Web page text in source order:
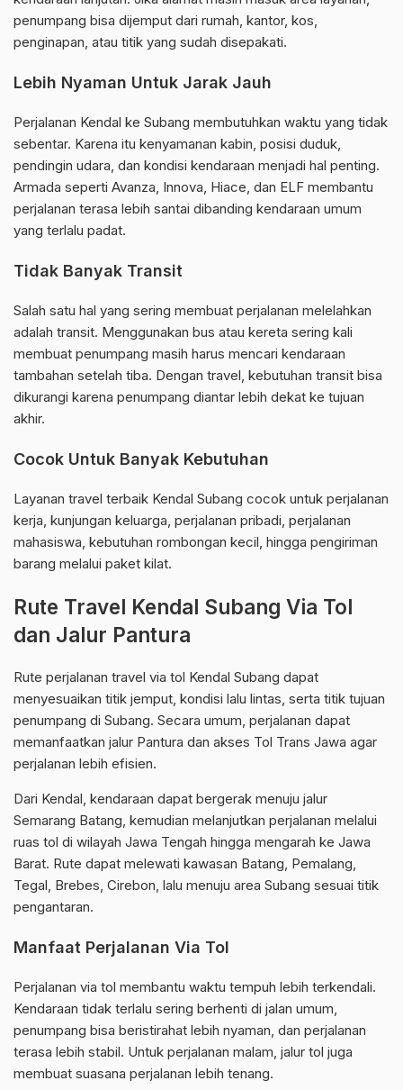
penumpang bisa dijemput dari rumah, kantor, kos,
penginapan, atau titik yang sudah disepakati.
Lebih Nyaman Untuk Jarak Jauh
Perjalanan Kendal ke Subang membutuhkan waktu yang tidak
sebentar. Karena itu kenyamanan kabin, posisi duduk,
pendingin udara, dan kondisi kendaraan menjadi hal penting.
Armada seperti Avanza, Innova, Hiace, dan ELF membantu
perjalanan terasa lebih santai dibanding kendaraan umum
yang terlalu padat.
Tidak Banyak Transit
Salah satu hal yang sering membuat perjalanan melelahkan
adalah transit. Menggunakan bus atau kereta sering kali
membuat penumpang masih harus mencari kendaraan
tambahan setelah tiba. Dengan travel, kebutuhan transit bisa
dikurangi karena penumpang diantar lebih dekat ke tujuan
akhir.
Cocok Untuk Banyak Kebutuhan
Layanan travel terbaik Kendal Subang cocok untuk perjalanan
kerja, kunjungan keluarga, perjalanan pribadi, perjalanan
mahasiswa, kebutuhan rombongan kecil, hingga pengiriman
barang melalui paket kilat.
Rute Travel Kendal Subang Via Tol
dan Jalur Pantura
Rute perjalanan travel via tol Kendal Subang dapat
menyesuaikan titik jemput, kondisi lalu lintas, serta titik tujuan
penumpang di Subang. Secara umum, perjalanan dapat
memanfaatkan jalur Pantura dan akses Tol Trans Jawa agar
perjalanan lebih efisien.
Dari Kendal, kendaraan dapat bergerak menuju jalur
Semarang Batang, kemudian melanjutkan perjalanan melalui
ruas tol di wilayah Jawa Tengah hingga mengarah ke Jawa
Barat. Rute dapat melewati kawasan Batang, Pemalang,
Tegal, Brebes, Cirebon, lalu menuju area Subang sesuai titik
pengantaran.
Manfaat Perjalanan Via Tol
Perjalanan via tol membantu waktu tempuh lebih terkendali.
Kendaraan tidak terlalu sering berhenti di jalan umum,
penumpang bisa beristirahat lebih nyaman, dan perjalanan
terasa lebih stabil. Untuk perjalanan malam, jalur tol juga
membuat suasana perjalanan lebih tenang.